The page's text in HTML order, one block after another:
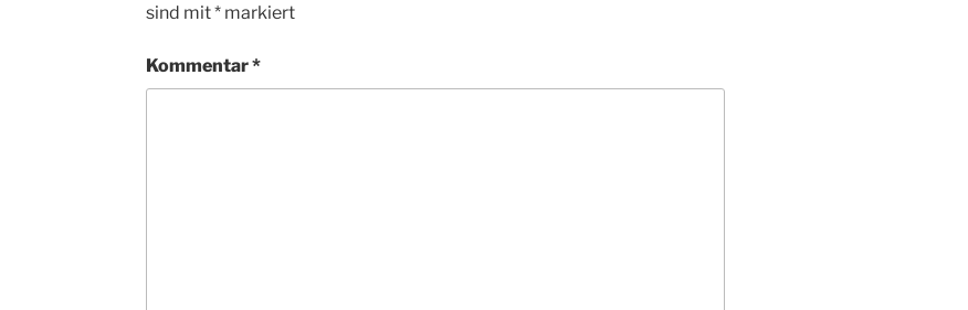
sind mit*markiert
Kommentar*